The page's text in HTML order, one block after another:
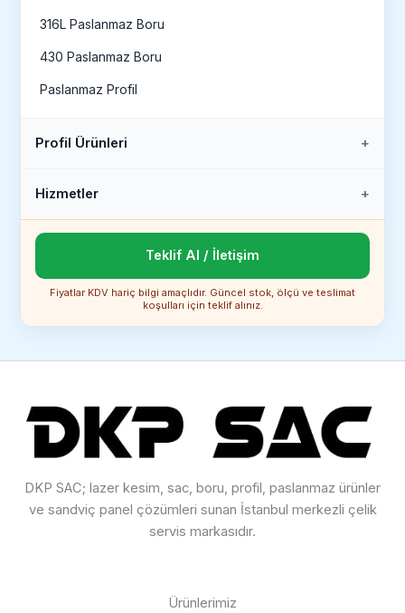
316L Paslanmaz Boru
430 Paslanmaz Boru
Paslanmaz Profil
Profil Ürünleri
Hizmetler
Teklif Al / İletişim
Fiyatlar KDV hariç bilgi amaçlıdır. Güncel stok, ölçü ve teslimat
koşulları için teklif alınız.
DKP SAC; lazer kesim, sac, boru, profil, paslanmaz ürünler
ve sandviç panel çözümleri sunan İstanbul merkezli çelik
servis markasıdır.
Ürünlerimiz